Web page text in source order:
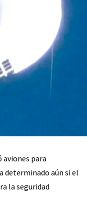
aviones para
determinado aún si el
la seguridad